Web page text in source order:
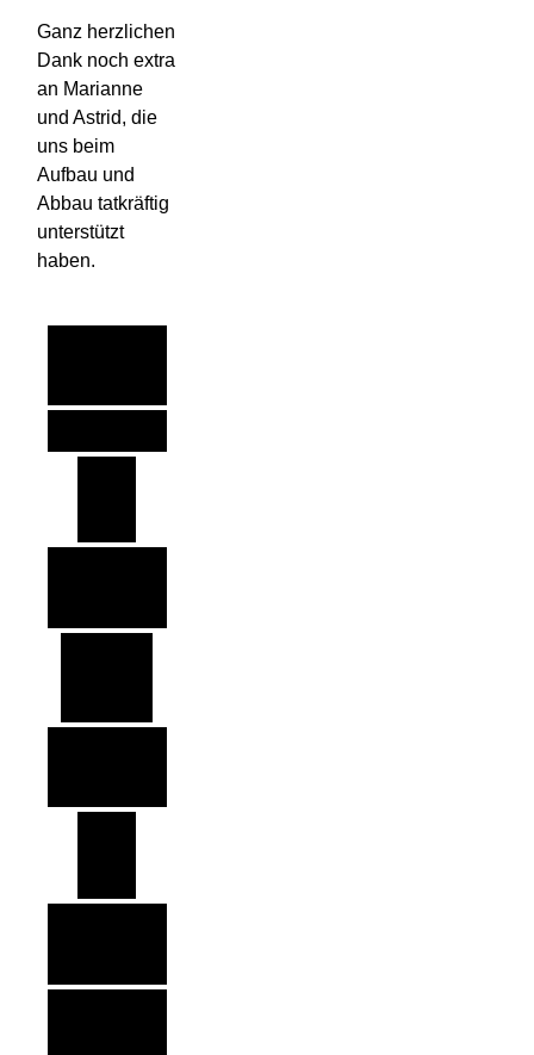
Ganz herzlichen
Dank noch extra
an Marianne
und Astrid, die
uns beim
Aufbau und
Abbau tatkräftig
unterstützt
haben.